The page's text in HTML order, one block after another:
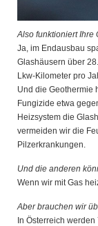
Also funktioniert Ihre
Ja, im Endausbau
Glashäusern über
Lkw-Kilometer pro
Und die Geothermie
Fungizide etwa
Heizsystem die
vermeiden wir die
Pilzerkrankungen.
Und die anderen
Wenn wir mit Gas
Aber brauchen wir
In Österreich